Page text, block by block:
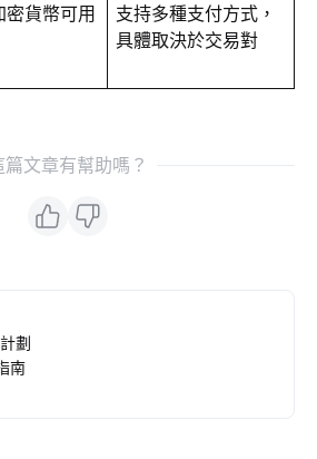
貨幣可用
支持多種支付方式，
具體取決於交易對
篇文章有幫助嗎？
劃
南